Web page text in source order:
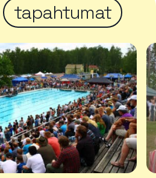
tapahtumat